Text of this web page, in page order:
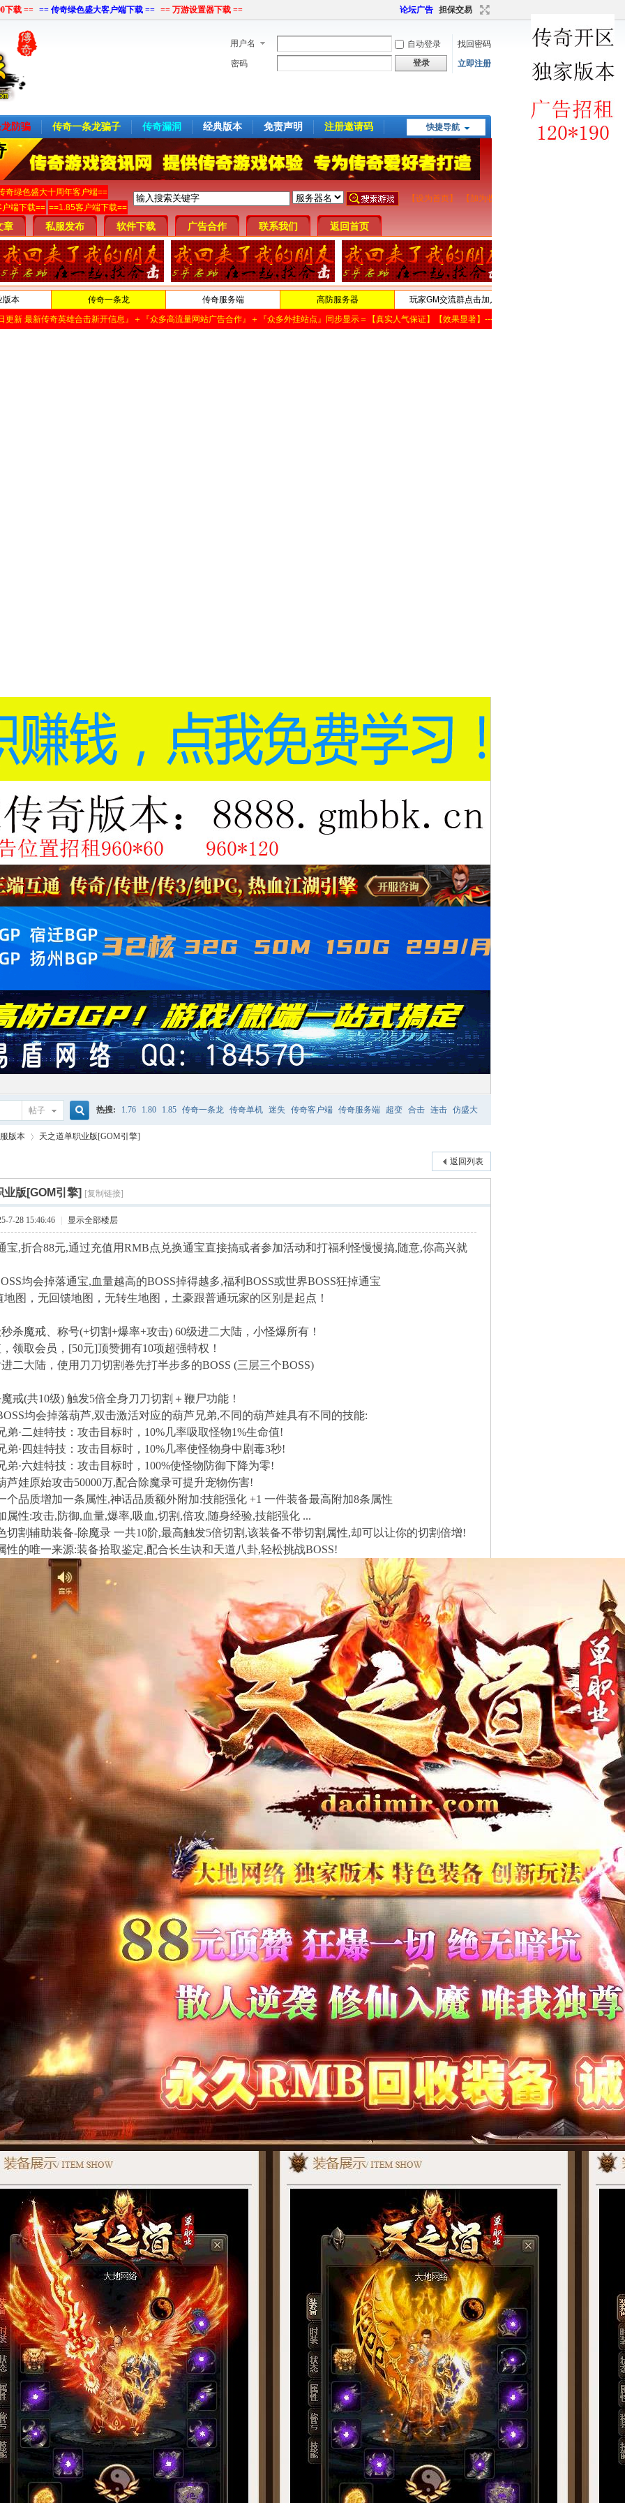
下载 == == 传奇绿色盛大客户端下载 == == 万游设置器下载 == 论坛广告 担保交易
用户名 自动登录
找回密码
密码
登录 立即注册
快捷导航
防骗 传奇一条龙骗子 传奇漏洞 经典版本 免责声明 注册邀请码
帖子
搜
索
热搜: 1.76 1.80 1.85 传奇一条龙 传奇单机 迷失 传奇客户端 传奇服务端 超变 合击 连击 仿盛大
单机游戏
版本
›
天之道单职业版[GOM引擎]
返回列表
业版[GOM引擎] [复制链接]
7-28 15:46:46 显示全部楼层
宝,折合88元,通过充值用RMB点兑换通宝直接搞或者参加活动和打福利怪慢慢搞,随意,你高兴就
均会掉落通宝,血量越高的BOSS掉得越多,福利BOSS或世界BOSS狂掉通宝
地图，无回馈地图，无转生地图，土豪跟普通玩家的区别是起点！
杀魔戒、称号(+切割+爆率+攻击) 60级进二大陆，小怪爆所有！
领取会员，[50元]顶赞拥有10项超强特权！
二大陆，使用刀刀切割卷先打半步多的BOSS (三层三个BOSS)
戒(共10级) 触发5倍全身刀刀切割＋鞭尸功能！
均会掉落葫芦,双击激活对应的葫芦兄弟,不同的葫芦娃具有不同的技能:
娃特技：攻击目标时，10%几率吸取怪物1%生命值!
娃特技：攻击目标时，10%几率使怪物身中剧毒3秒!
娃特技：攻击目标时，100%使怪物防御下降为零!
原始攻击50000万,配合除魔录可提升宠物伤害!
品质增加一条属性,神话品质额外附加:技能强化 +1 一件装备最高附加8条属性
性:攻击,防御,血量,爆率,吸血,切割,倍攻,随身经验,技能强化 ...
割辅助装备-除魔录 一共10阶,最高触发5倍切割,该装备不带切割属性,却可以让你的切割倍增!
性的唯一来源:装备拾取鉴定,配合长生诀和天道八卦,轻松挑战BOSS!